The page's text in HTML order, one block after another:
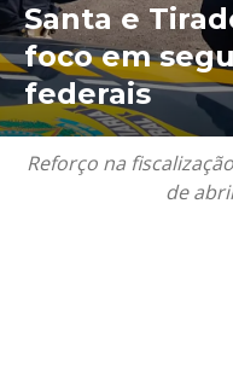
Santa e
foco em
federais
Reforço na
de